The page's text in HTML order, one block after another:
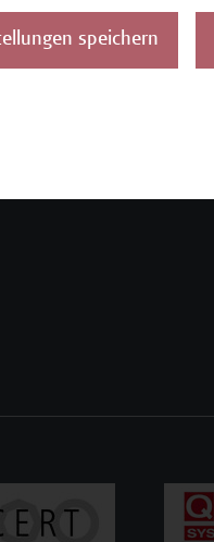
Kontakt
speichern